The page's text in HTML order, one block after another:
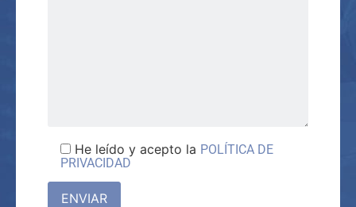
He leído y acepto la POLÍTICA DE
PRIVACIDAD
ENVIAR